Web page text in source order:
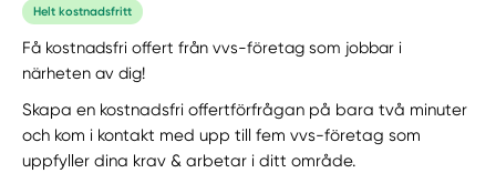
Helt kostnadsfritt
Få kostnadsfri offert från vvs-företag som jobbar i
närheten av dig!
Skapa en kostnadsfri offertförfrågan på bara två minuter
och kom i kontakt med upp till fem vvs-företag som
uppfyller dina krav & arbetar i ditt område.